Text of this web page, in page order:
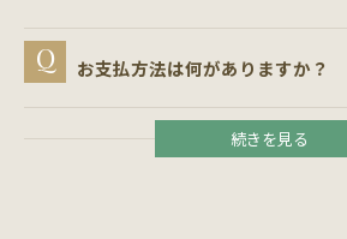
お支払方法は何がありますか？